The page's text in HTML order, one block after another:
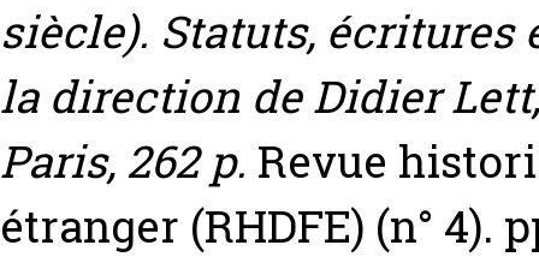
siècle). Statuts, écritures
la direction de Didier
Paris, 262 p. Revue
étranger (RHDFE) (n° 4).